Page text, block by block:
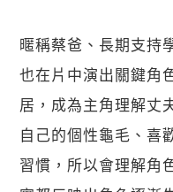
暱稱蔡爸、長期支持
也在片中演出關鍵角
居，成為主角理解丈
自己的個性龜毛、喜
習慣，所以會理解角